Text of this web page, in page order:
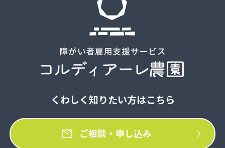
くわしく知りたい方はこちら
mail ご相談・申し込み chevron_right